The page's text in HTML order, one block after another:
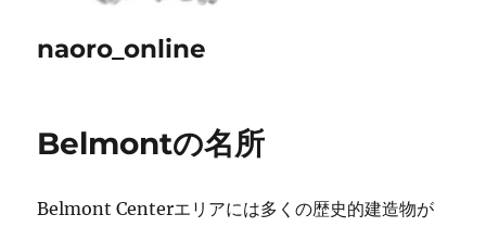
naoro_online
Belmontの名所
Belmont Centerエリアには多くの歴史的建造物が